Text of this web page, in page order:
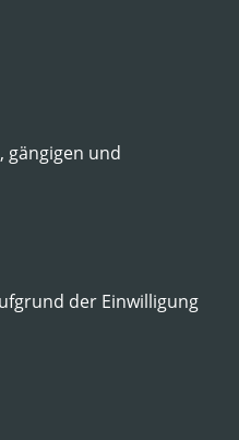
gängigen und
der Einwilligung